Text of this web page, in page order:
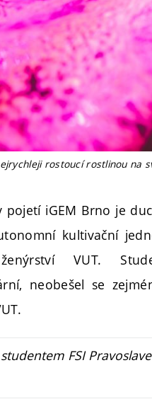
rostoucí rostlinou na
pojetí iGEM Brno je
kultivační
VUT.
neobešel se
FSI